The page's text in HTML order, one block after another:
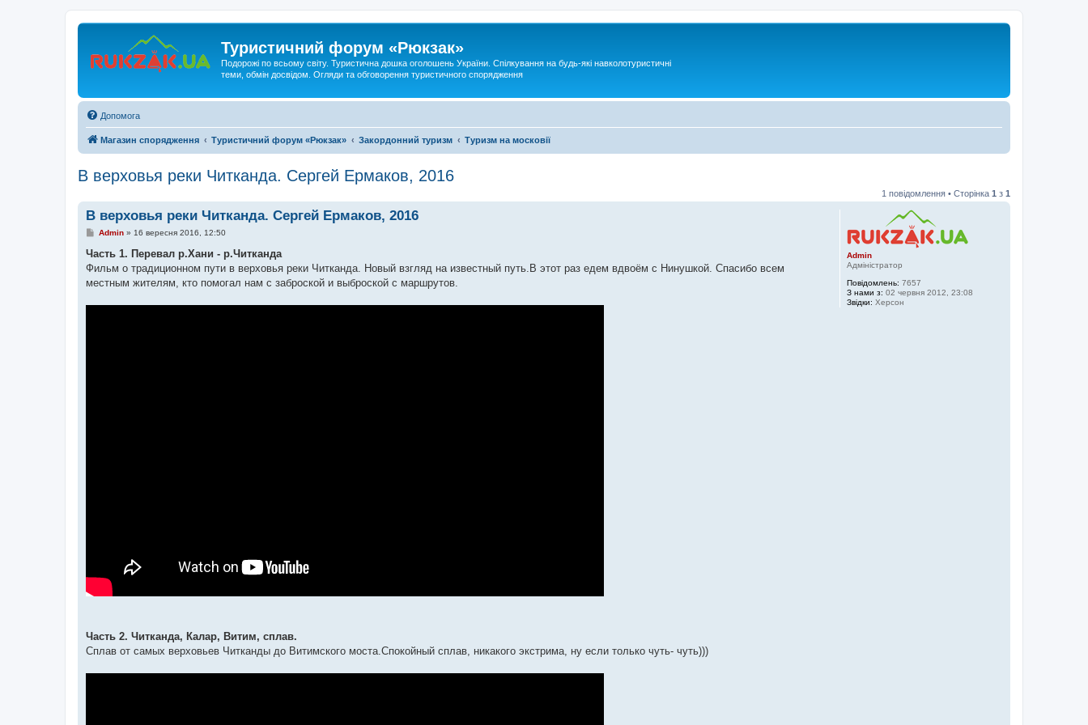
Туристичний форум «Рюкзак»
Подорожі по всьому світу. Туристична дошка оголошень України. Спілкування на будь-які навколотуристичні
теми, обмін досвідом. Огляди та обговорення туристичного спорядження
Допомога
Магазин спорядження Туристичний форум «Рюкзак» Закордонний туризм Туризм на московії
В верховья реки Читканда. Сергей Ермаков, 2016
1 повідомлення • Сторінка 1 з 1
Admin
Адміністратор
Повідомлень: 7657
З нами з: 02 червня 2012, 23:08
Звідки: Херсон
В верховья реки Читканда. Сергей Ермаков, 2016
П
в
д
о
Admin» 16 вересня 2016, 12:50
Часть 1. Перевал р.Хани - р.Читканда
Фильм о традиционном пути в верховья реки Читканда. Новый взгляд на известный путь.В этот раз едем вдвоём с Нинушкой. Спасибо всем
местным жителям, кто помогал нам с заброской и выброской с маршрутов.
Часть 2. Читканда, Калар, Витим, сплав.
Сплав от самых верховьев Читканды до Витимского моста.Спокойный сплав, никакого экстрима, ну если только чуть- чуть)))